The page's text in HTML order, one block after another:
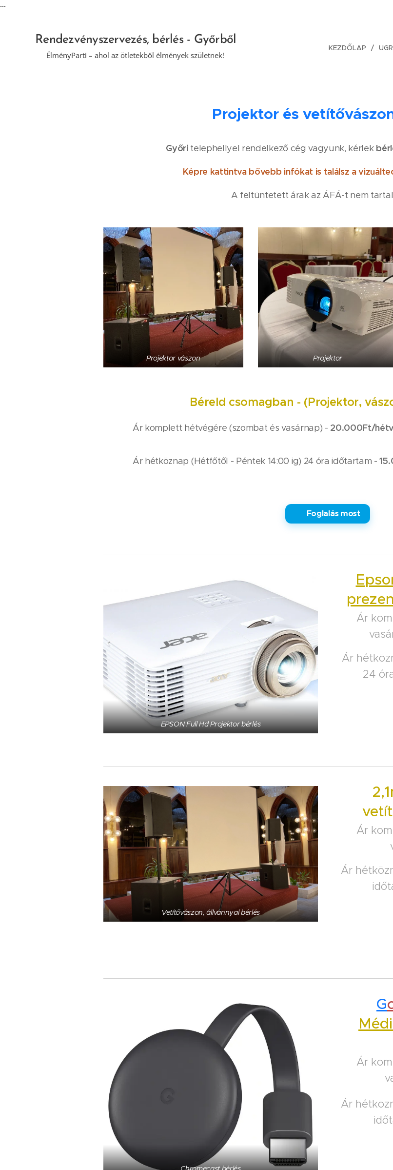
...
Rendezvényszervezés, bérlés - Győrből
🎉 ÉlményParti – ahol az ötletekből élmények születnek!
KEZDŐLAP
Projektor és
Győritelephellyel rendelkező cég vagyunk, kérlek
Képre kattintva bővebb infókat is találsz a
A feltüntetett árak az ÁFÁ-t nem
Projektor vászon Projektor
Béreld csomagban - (Projektor,
Ár komplett hétvégére (szombat és vasárnap) - 20.000Ft/
Ár hétköznap (Hétfőtől - Péntek 14:00 ig) 24 óra időtartam -
✅ Foglalás most
EPSON Full Hd Projektor bérlés
Ár
Ár
24
Vetítővászon, állvánnyal bérlés
Ár
Ár
G
Ár
Ár